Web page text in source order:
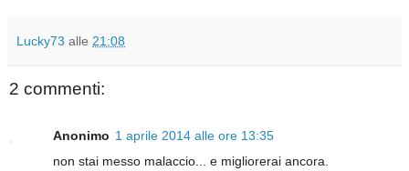
Lucky73 alle 21:08
2 commenti:
Anonimo 1 aprile 2014 alle ore 13:35
non stai messo malaccio... e migliorerai ancora.